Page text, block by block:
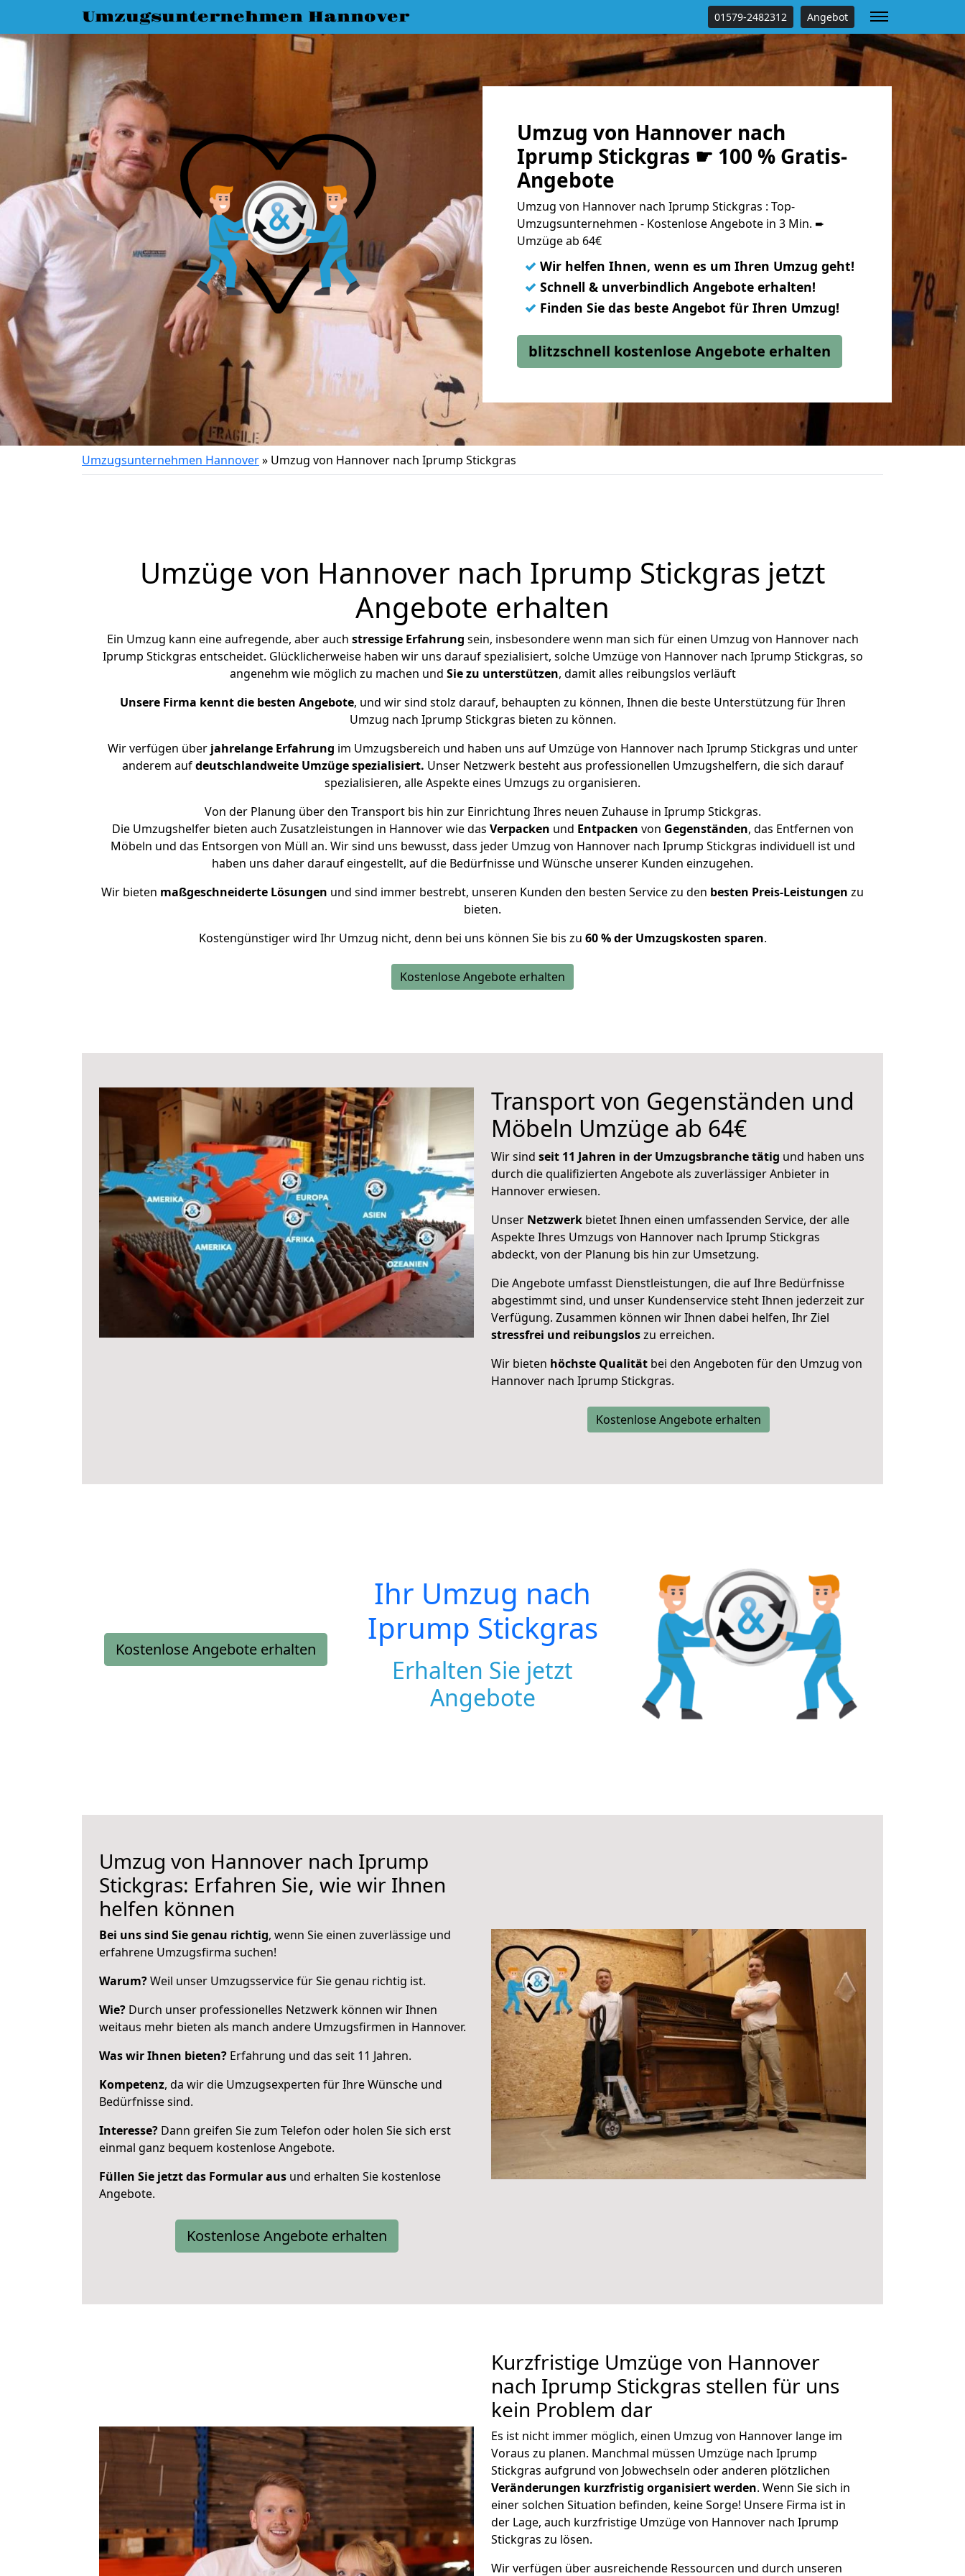
Umzugsunternehmen Hannover 01579-2482312 Angebot
Umzug von Hannover nach
Iprump Stickgras ☛ 100 % Gratis-
Angebote
Umzug von Hannover nach Iprump Stickgras : Top-
Umzugsunternehmen - Kostenlose Angebote in 3 Min. ➨
Umzüge ab 64€
✓ Wir helfen Ihnen, wenn es um Ihren Umzug geht!
✓ Schnell & unverbindlich Angebote erhalten!
✓ Finden Sie das beste Angebot für Ihren Umzug!
blitzschnell kostenlose Angebote erhalten
Umzugsunternehmen Hannover» Umzug von Hannover nach Iprump Stickgras
Umzüge von Hannover nach Iprump Stickgras jetzt
Angebote erhalten
Ein Umzug kann eine aufregende, aber auch stressige Erfahrung sein, insbesondere wenn man sich für einen Umzug von Hannover nach
Iprump Stickgras entscheidet. Glücklicherweise haben wir uns darauf spezialisiert, solche Umzüge von Hannover nach Iprump Stickgras, so
angenehm wie möglich zu machen und Sie zu unterstützen, damit alles reibungslos verläuft
Unsere Firma kennt die besten Angebote, und wir sind stolz darauf, behaupten zu können, Ihnen die beste Unterstützung für Ihren
Umzug nach Iprump Stickgras bieten zu können.
Wir verfügen überjahrelange Erfahrung im Umzugsbereich und haben uns auf Umzüge von Hannover nach Iprump Stickgras und unter
anderem aufdeutschlandweite Umzüge spezialisiert. Unser Netzwerk besteht aus professionellen Umzugshelfern, die sich darauf
spezialisieren, alle Aspekte eines Umzugs zu organisieren.
Von der Planung über den Transport bis hin zur Einrichtung Ihres neuen Zuhause in Iprump Stickgras.
Die Umzugshelfer bieten auch Zusatzleistungen in Hannover wie das Verpacken und Entpacken von Gegenständen, das Entfernen von
Möbeln und das Entsorgen von Müll an. Wir sind uns bewusst, dass jeder Umzug von Hannover nach Iprump Stickgras individuell ist und
haben uns daher darauf eingestellt, auf die Bedürfnisse und Wünsche unserer Kunden einzugehen.
Wir bieten maßgeschneiderte Lösungen und sind immer bestrebt, unseren Kunden den besten Service zu den besten Preis-Leistungen zu
bieten.
Kostengünstiger wird Ihr Umzug nicht, denn bei uns können Sie bis zu 60 % der Umzugskosten sparen.
Kostenlose Angebote erhalten
Transport von Gegenständen und
Möbeln Umzüge ab 64€
Wir sind seit 11 Jahren in der Umzugsbranche tätig und haben uns
durch die qualifizierten Angebote als zuverlässiger Anbieter in
Hannover erwiesen.
Unser Netzwerk bietet Ihnen einen umfassenden Service, der alle
Aspekte Ihres Umzugs von Hannover nach Iprump Stickgras
abdeckt, von der Planung bis hin zur Umsetzung.
Die Angebote umfasst Dienstleistungen, die auf Ihre Bedürfnisse
abgestimmt sind, und unser Kundenservice steht Ihnen jederzeit zur
Verfügung. Zusammen können wir Ihnen dabei helfen, Ihr Ziel
stressfrei und reibungsloszu erreichen.
Wir bieten höchste Qualität bei den Angeboten für den Umzug von
Hannover nach Iprump Stickgras.
Kostenlose Angebote erhalten
Kostenlose Angebote erhalten
Ihr Umzug nach
Iprump Stickgras
Erhalten Sie jetzt
Angebote
Umzug von Hannover nach Iprump
Stickgras: Erfahren Sie, wie wir Ihnen
helfen können
Bei uns sind Sie genau richtig, wenn Sie einen zuverlässige und
erfahrene Umzugsfirma suchen!
Warum?Weil unser Umzugsservice für Sie genau richtig ist.
Wie? Durch unser professionelles Netzwerk können wir Ihnen
weitaus mehr bieten als manch andere Umzugsfirmen in Hannover.
Was wir Ihnen bieten? Erfahrung und das seit 11 Jahren.
Kompetenz, da wir die Umzugsexperten für Ihre Wünsche und
Bedürfnisse sind.
Interesse? Dann greifen Sie zum Telefon oder holen Sie sich erst
einmal ganz bequem kostenlose Angebote.
Füllen Sie jetzt das Formular aus und erhalten Sie kostenlose
Angebote.
Kostenlose Angebote erhalten
Kurzfristige Umzüge von Hannover
nach Iprump Stickgras stellen für uns
kein Problem dar
Es ist nicht immer möglich, einen Umzug von Hannover lange im
Voraus zu planen. Manchmal müssen Umzüge nach Iprump
Stickgras aufgrund von Jobwechseln oder anderen plötzlichen
Veränderungen kurzfristig organisiert werden. Wenn Sie sich in
einer solchen Situation befinden, keine Sorge! Unsere Firma ist in
der Lage, auch kurzfristige Umzüge von Hannover nach Iprump
Stickgras zu lösen.
Wir verfügen über ausreichende Ressourcen und durch unseren